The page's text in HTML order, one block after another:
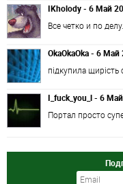
IKholody - 6 Май
Все четко и по
OkaOkaOka - 6
підкупила щирість
I_fuck_you_l - 6
Портал просто